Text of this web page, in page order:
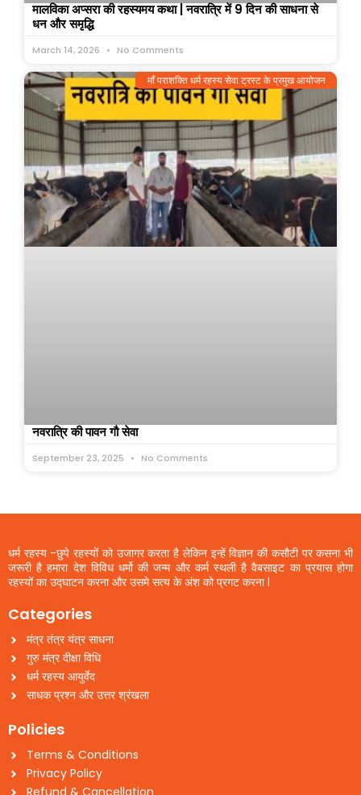
मालविका अप्सरा की रहस्यमय कथा | नवरात्रि में 9 दिन की साधना से
धन और समृद्धि
March 14, 2026 No Comments
माँ पराशक्ति धर्म रहस्य सेवा ट्रस्ट के प्रमुख आयोजन
नवरात्रि की पावन गौ सेवा
September 23, 2025 No Comments
धर्म रहस्य -छुपे रहस्यों को उजागर करता है लेकिन इन्हें विज्ञान की कसौटी पर कसना भी
जरूरी है हमारा देश विविध धर्मो की जन्म और कर्म स्थली है वैबसाइट का प्रयास होगा
रहस्यों का उद्घाटन करना और उसमे सत्य के अंश को प्रगट करना l
Categories
मंत्र तंत्र यंत्र साधना
गुरु मंत्र दीक्षा विधि
धर्म रहस्य आयुर्वेद
साधक प्रश्न और उत्तर श्रंखला
Policies
Terms & Conditions
Privacy Policy